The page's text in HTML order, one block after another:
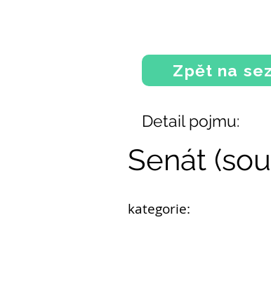
Zpět na
Detail pojmu:
Senát
kategorie: